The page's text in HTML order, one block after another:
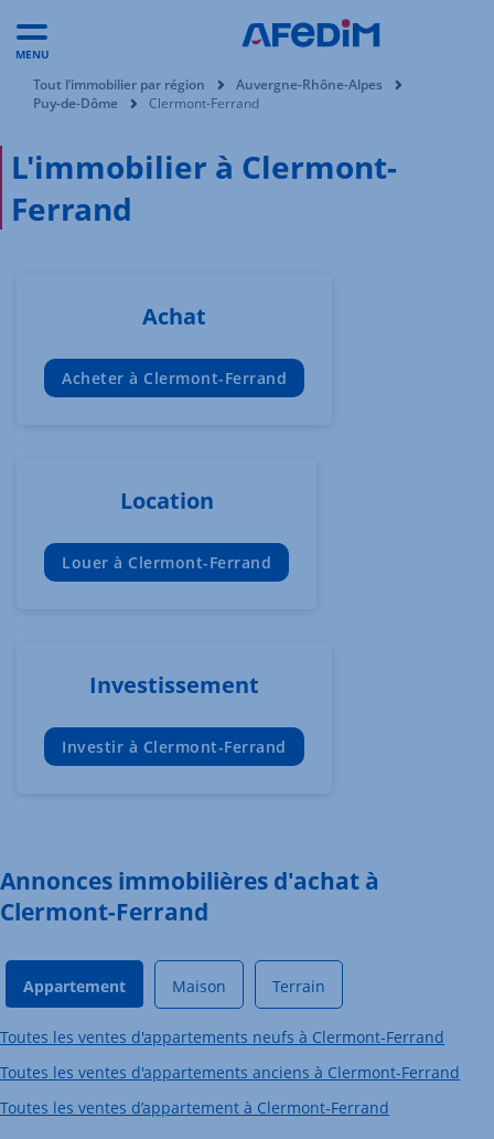
MENU
Vous êtes ici:
Tout l’immobilier par région
Auvergne-Rhône-Alpes
Puy-de-Dôme
Clermont-Ferrand
L'immobilier à Clermont-
Ferrand
Achat
Acheter à Clermont-Ferrand
Location
Louer à Clermont-Ferrand
Investissement
Investir à Clermont-Ferrand
Annonces immobilières d'achat à
Clermont-Ferrand
Appartement Maison Terrain
Toutes les ventes d'appartements neufs à Clermont-Ferrand
Toutes les ventes d'appartements anciens à Clermont-Ferrand
Toutes les ventes d’appartement à Clermont-Ferrand